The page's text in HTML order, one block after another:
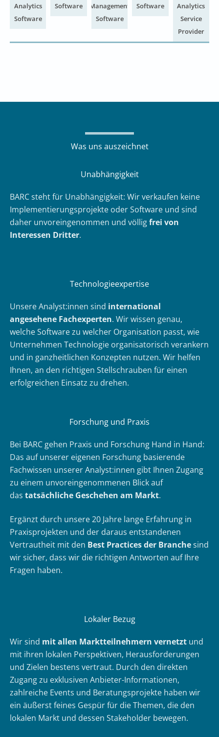
Analytics
Software
Software
Management
Software
Software
Analytics
Service
Provider
Was uns auszeichnet
Unabhängigkeit
BARC steht für Unabhängigkeit: Wir verkaufen keine
Implementierungsprojekte oder Software und sind
daher unvoreingenommen und völligfrei von
Interessen Dritter.
Technologieexpertise
Unsere Analyst:innen sind international
angesehene Fachexperten. Wir wissen genau,
welche Software zu welcher Organisation passt, wie
Unternehmen Technologie organisatorisch verankern
und in ganzheitlichen Konzepten nutzen. Wir helfen
Ihnen, an den richtigen Stellschrauben für einen
erfolgreichen Einsatz zu drehen.
Forschung und Praxis
Bei BARC gehen Praxis und Forschung Hand in Hand:
Das auf unserer eigenen Forschung basierende
Fachwissen unserer Analyst:innen gibt Ihnen Zugang
zu einem unvoreingenommenen Blick auf
das tatsächliche Geschehen am Markt.
Ergänzt durch unsere 20 Jahre lange Erfahrung in
Praxisprojekten und der daraus entstandenen
Vertrautheit mit den Best Practices der Branchesind
wir sicher, dass wir die richtigen Antworten auf Ihre
Fragen haben.
Lokaler Bezug
Wir sind mit allen Marktteilnehmern vernetzt und
mit ihren lokalen Perspektiven, Herausforderungen
und Zielen bestens vertraut. Durch den direkten
Zugang zu exklusiven Anbieter-Informationen,
zahlreiche Events und Beratungsprojekte haben wir
ein äußerst feines Gespür für die Themen, die den
lokalen Markt und dessen Stakeholder bewegen.